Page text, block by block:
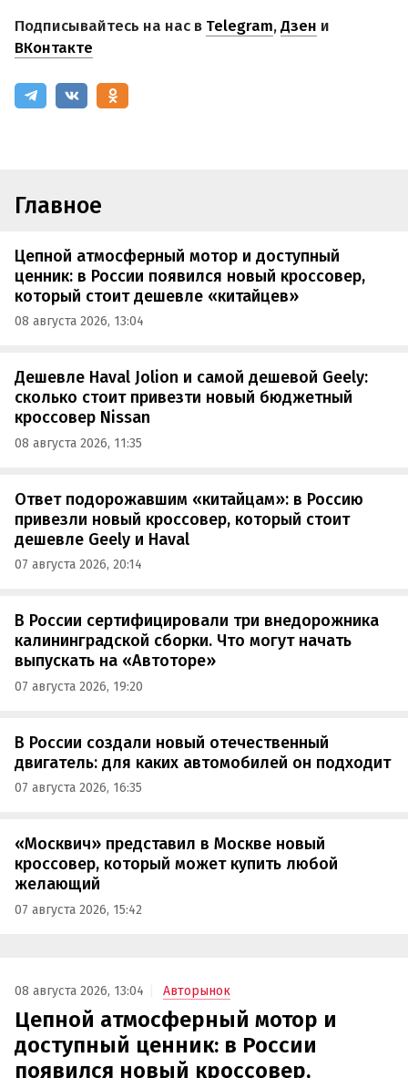
Подписывайтесь на нас в Telegram,Дзен и
ВКонтакте
Главное
Цепной атмосферный мотор и доступный
ценник: в России появился новый кроссовер,
который стоит дешевле «китайцев»
08 августа 2026, 13:04
Дешевле Haval Jolion и самой дешевой Geely:
сколько стоит привезти новый бюджетный
кроссовер Nissan
08 августа 2026, 11:35
Ответ подорожавшим «китайцам»: в Россию
привезли новый кроссовер, который стоит
дешевле Geely и Haval
07 августа 2026, 20:14
В России сертифицировали три внедорожника
калининградской сборки. Что могут начать
выпускать на «Автоторе»
07 августа 2026, 19:20
В России создали новый отечественный
двигатель: для каких автомобилей он подходит
07 августа 2026, 16:35
«Москвич» представил в Москве новый
кроссовер, который может купить любой
желающий
07 августа 2026, 15:42
08 августа 2026, 13:04 Авторынок
Цепной атмосферный мотор и
доступный ценник: в России
появился новый кроссовер,